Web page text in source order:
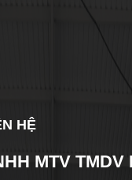
HỆ
MTV TMDV